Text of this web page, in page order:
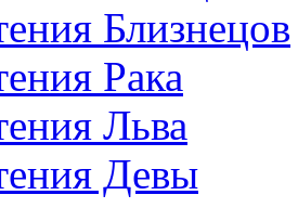
Близнецов
Рака
Льва
Девы